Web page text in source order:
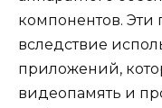
компонентов. Эти
вследствие
приложений,
видеопамять и